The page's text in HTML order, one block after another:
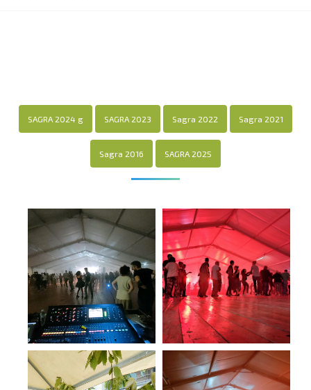
SAGRA 2024 g SAGRA 2023 Sagra 2022 Sagra 2021
Sagra 2016 SAGRA 2025